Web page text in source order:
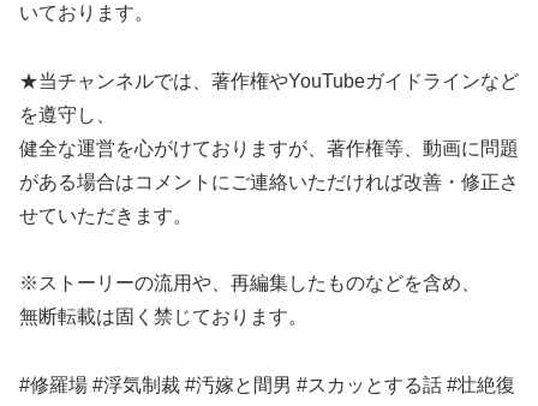
いております。
★当チャンネルでは、著作権やYouTubeガイドラインなど
を遵守し、
健全な運営を心がけておりますが、著作権等、動画に問題
がある場合はコメントにご連絡いただければ改善・修正さ
せていただきます。
※ストーリーの流用や、再編集したものなどを含め、
無断転載は固く禁じております。
#修羅場 #浮気制裁 #汚嫁と間男 #スカッとする話 #壮絶復